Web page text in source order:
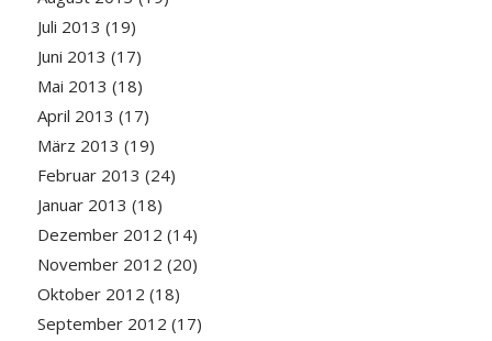
Juli 2013 (19)
Juni 2013 (17)
Mai 2013 (18)
April 2013 (17)
März 2013 (19)
Februar 2013 (24)
Januar 2013 (18)
Dezember 2012 (14)
November 2012 (20)
Oktober 2012 (18)
September 2012 (17)